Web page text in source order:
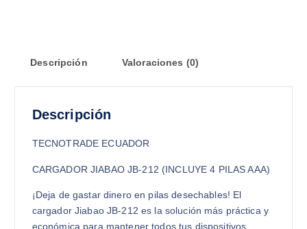
Descripción Valoraciones (0)
Descripción
TECNOTRADE ECUADOR
CARGADOR JIABAO JB-212 (INCLUYE 4 PILAS AAA)
¡Deja de gastar dinero en pilas desechables! El
cargador Jiabao JB-212 es la solución más práctica y
económica para mantener todos tus dispositivos